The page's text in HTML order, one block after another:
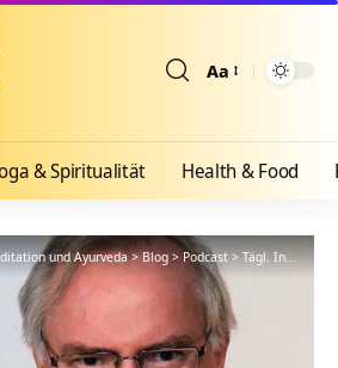
Aa
& Spiritualität Health & Food
und Ayurveda>Blog>Podcast>Tägl. Inspiration